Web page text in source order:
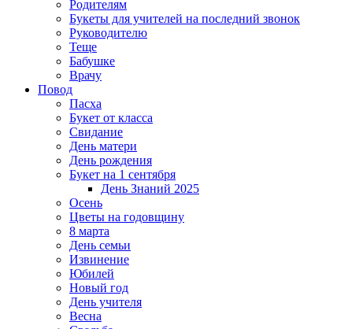
Родителям
Букеты для учителей на последний звонок
Руководителю
Теще
Бабушке
Врачу
Повод
Пасха
Букет от класса
Свидание
День матери
День рождения
Букет на 1 сентября
День Знаний 2025
Осень
Цветы на годовщину
8 марта
День семьи
Извинение
Юбилей
Новый год
День учителя
Весна